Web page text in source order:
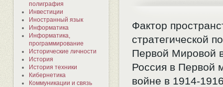
полиграфия
Инвестиции
Иностранный язык
Информатика
Информатика,
программирование
Исторические личности
История
История техники
Кибернетика
Коммуникации и связь
Фактор
стратегической
Первой Мировой
Россия в Первой
войне в 1914-1916